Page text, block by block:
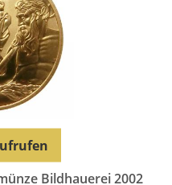
Bildhauerei 2002